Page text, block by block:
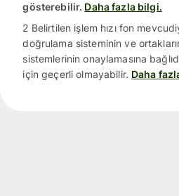
gösterebilir. Daha fazla bilgi.
2 Belirtilen işlem hızı fon
doğrulama sisteminin ve
sistemlerinin onaylamasına
için geçerli olmayabilir. Daha